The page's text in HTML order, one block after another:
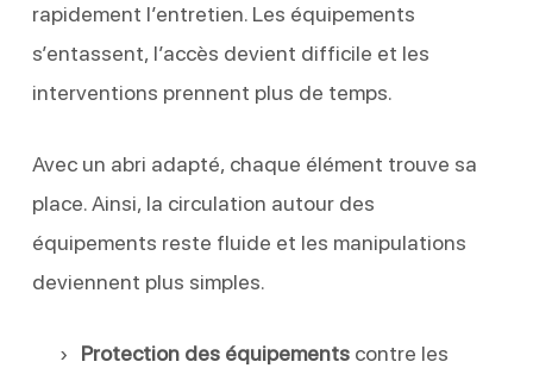
rapidement l’entretien. Les équipements
s’entassent, l’accès devient difficile et les
interventions prennent plus de temps.
Avec un abri adapté, chaque élément trouve sa
place. Ainsi, la circulation autour des
équipements reste fluide et les manipulations
deviennent plus simples.
Protection des équipementscontre les